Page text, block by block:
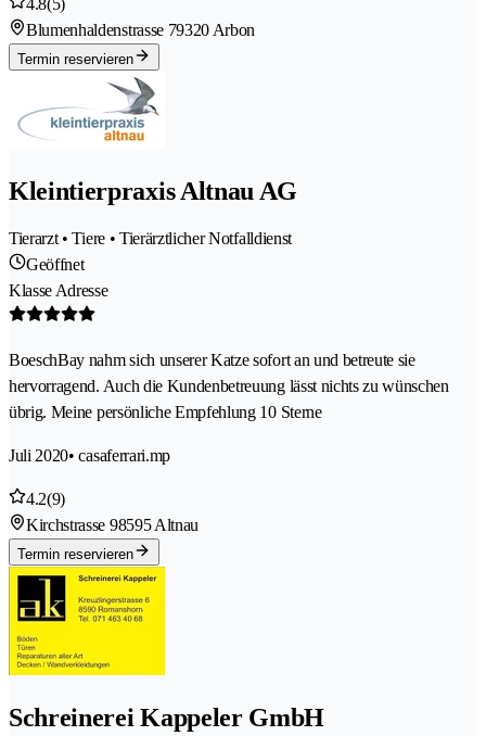
Blumenhaldenstrasse 79320 Arbon
Termin reservieren
Kleintierpraxis Altnau AG
Tierarzt • Tiere • Tierärztlicher Notfalldienst
Geöffnet
Klasse Adresse
BoeschBay nahm sich unserer Katze sofort an und betreute sie
hervorragend. Auch die Kundenbetreuung lässt nichts zu wünschen
übrig. Meine persönliche Empfehlung 10 Sterne
Juli 2020• casaferrari.mp
4.2(9)
Kirchstrasse 98595 Altnau
Termin reservieren
Schreinerei Kappeler GmbH